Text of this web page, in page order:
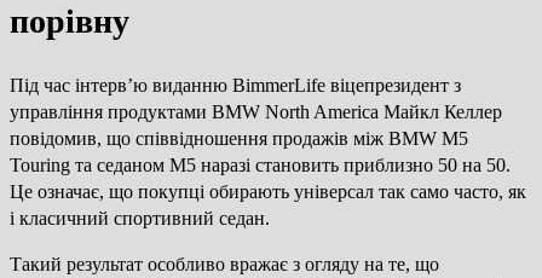
порівну
Під час інтерв’ю виданню BimmerLife віцепрезидент з
управління продуктами BMW North America Майкл Келлер
повідомив, що співвідношення продажів між BMW M5
Touring та седаном M5 наразі становить приблизно 50 на 50.
Це означає, що покупці обирають універсал так само часто, як
і класичний спортивний седан.
Такий результат особливо вражає з огляду на те, що